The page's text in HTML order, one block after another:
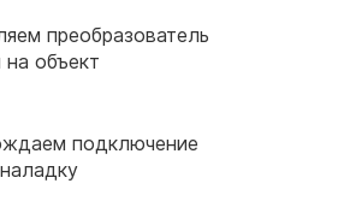
преобразователь
на объект
подключение